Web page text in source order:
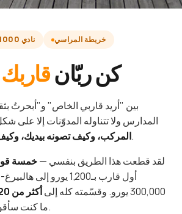
نادي 1000 رُبّان خريطة المراسي
كن ربّانقاربك
بين "أريد قاربي الخاص" و"أبحرتُ
المدارس ولا تتناوله المدوّنات إلا
المركب، وكيف تصونه بيديك،.
لقد قطعت هذا الطريق بنفسي —خمسة قوارب
300,000 يورو. وقسّمته كله إلى
أكثر من 420 درسًا قصيرًا
ما كنت سأقوله لنفسي في البداية.